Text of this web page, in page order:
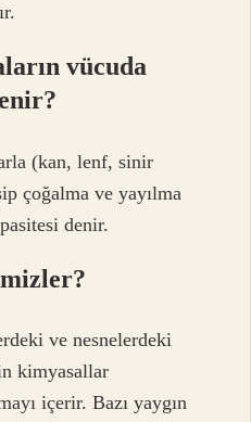
vücuda
(kan, lenf, sinir
çoğalma ve yayılma
denir.
ve nesnelerdeki
kimyasallar
içerir. Bazı yaygın